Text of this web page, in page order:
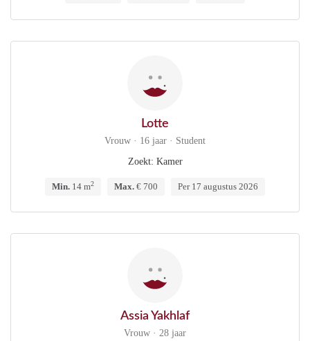
Lotte
Vrouw · 16 jaar · Student
Zoekt: Kamer
Min. 14 m2 Max. € 700 Per 17 augustus 2026
Assia Yakhlaf
Vrouw · 28 jaar